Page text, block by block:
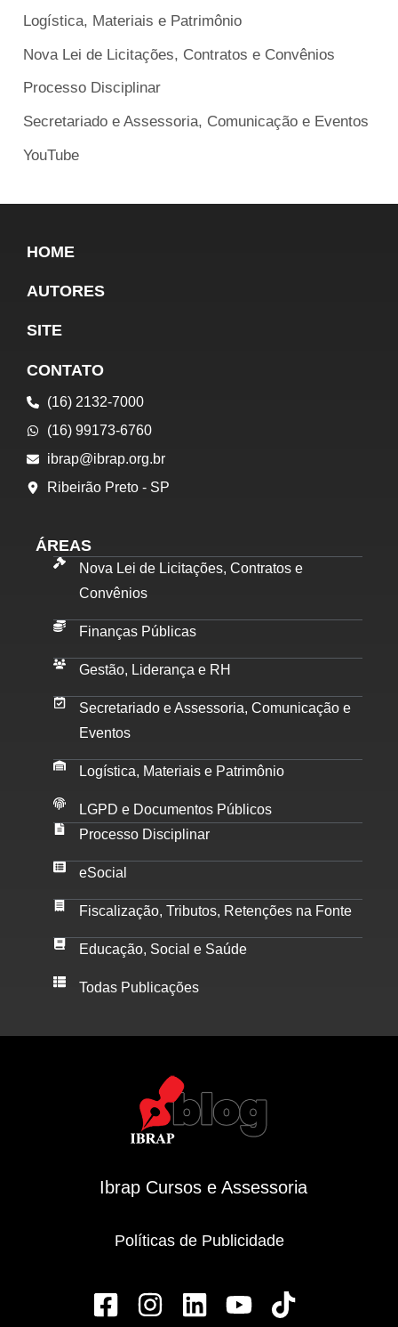
Logística, Materiais e Patrimônio
Nova Lei de Licitações, Contratos e Convênios
Processo Disciplinar
Secretariado e Assessoria, Comunicação e Eventos
YouTube
HOME
AUTORES
SITE
CONTATO
(16) 2132-7000
(16) 99173-6760
ibrap@ibrap.org.br
Ribeirão Preto - SP
ÁREAS
Nova Lei de Licitações, Contratos e
Convênios
Finanças Públicas
Gestão, Liderança e RH
Secretariado e Assessoria, Comunicação e
Eventos
Logística, Materiais e Patrimônio
LGPD e Documentos Públicos
Processo Disciplinar
eSocial
Fiscalização, Tributos, Retenções na Fonte
Educação, Social e Saúde
Todas Publicações
Ibrap Cursos e Assessoria
Políticas de Publicidade